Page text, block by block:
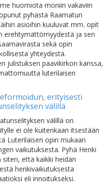
huomiota moniin vakaviin
pyhästä Raamatun
asioihin kuuluvat mm. opit
erehtymättömyydestä ja sen
sekä opin
yhteydestä.
julistuksen paavikirkon kanssa,
luterilaisen
erityisesti
välillä
välillä on
ei ole kuitenkaan itsestään
Luterilaisen opin mukaan
vaikutuksesta. Pyhä Henki
että kaikki heidän
henkivaikutuksesta
eli innoitukseksi.